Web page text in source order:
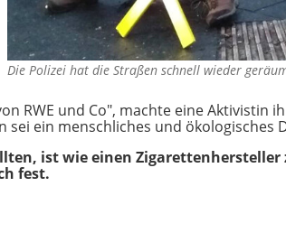
Die Polizei hat die Straßen schnell wieder
RWE und Co", machte eine Aktivistin
ein menschliches und ökologisches
ist wie einen
fest.